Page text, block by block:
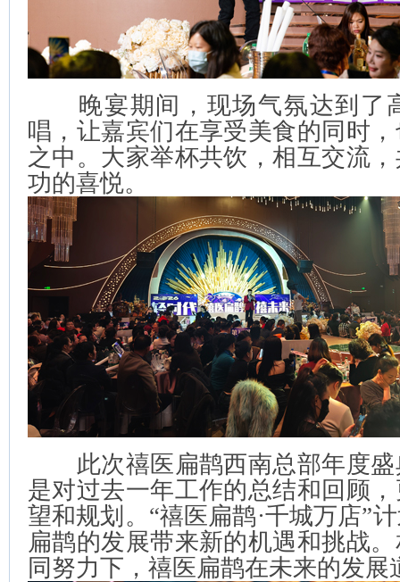
晚宴期间，现场气氛达到了
唱，让嘉宾们在享受美食的同时
之中。大家举杯共饮，相互交流
功的喜悦。
此次禧医扁鹊西南总部年度盛
是对过去一年工作的总结和回顾
望和规划。“禧医扁鹊·千城万店”
扁鹊的发展带来新的机遇和挑战
同努力下，禧医扁鹊在未来的发展